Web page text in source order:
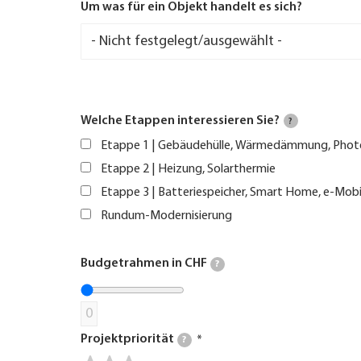
Um was für ein Objekt handelt es sich?
Welche Etappen interessieren Sie? ?
Etappe 1 | Gebäudehülle, Wärmedämmung,
Etappe 2 | Heizung, Solarthermie
Etappe 3 | Batteriespeicher, Smart Home, e-
Rundum-Modernisierung
Budgetrahmen in CHF ?
0
Projektpriorität ?